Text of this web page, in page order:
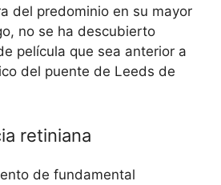
del predominio en su mayor
no se ha descubierto
película que sea anterior a
del puente de Leeds de
retiniana
de fundamental